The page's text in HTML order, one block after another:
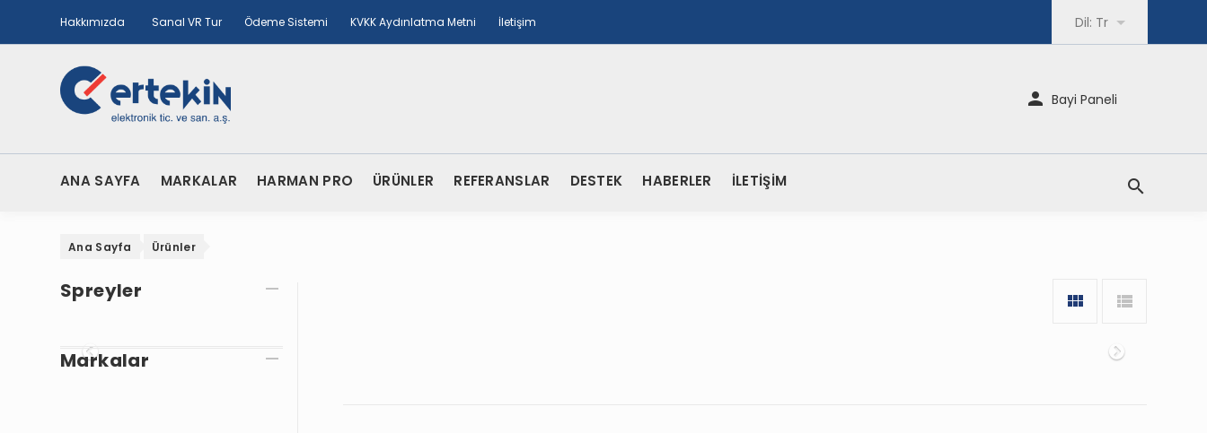
Hakkımızda Sanal VR Tur Ödeme Sistemi KVKK Aydınlatma Metni İletişim Dil: Tr
Bayi Paneli
ANA SAYFA MARKALAR HARMAN PRO ÜRÜNLER REFERANSLAR DESTEK HABERLER İLETİŞİM
Onceki Sonraki
Ana Sayfa Ürünler
Spreyler
Markalar